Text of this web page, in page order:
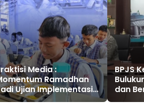
Media :
Ramadhan
Ujian Implementasi
Makan Bergizi
BPJS
dan